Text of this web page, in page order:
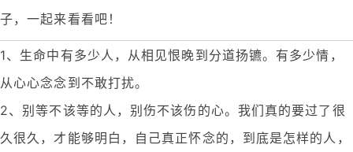
子，一起来看看吧！
1、生命中有多少人，从相见恨晚到分道扬镳。有多少情，
从心心念念到不敢打扰。
2、别等不该等的人，别伤不该伤的心。我们真的要过了很
久很久，才能够明白，自己真正怀念的，到底是怎样的人，